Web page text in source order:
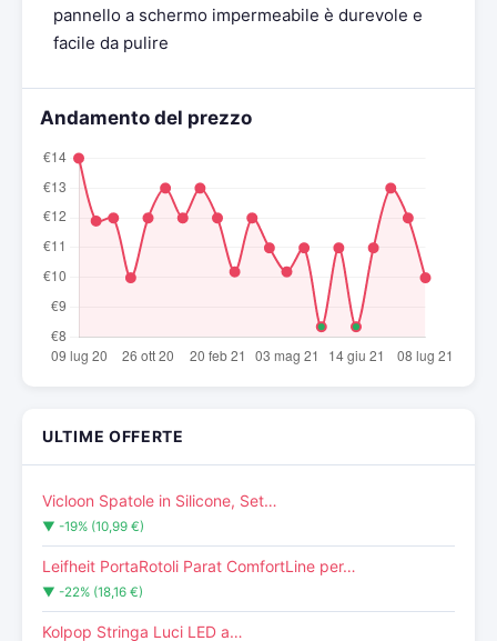
pannello a schermo impermeabile è durevole e
facile da pulire
Andamento del prezzo
ULTIME OFFERTE
Vicloon Spatole in Silicone, Set…
▼ -19% (10,99 €)
Leifheit PortaRotoli Parat ComfortLine per…
▼ -22% (18,16 €)
Kolpop Stringa Luci LED a…